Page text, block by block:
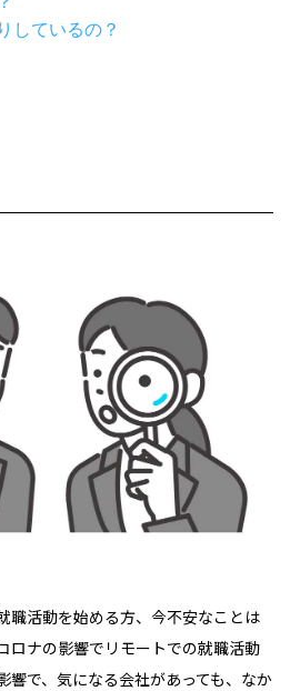
しているの？
職活動を始める方、今不安なことは
ロナの影響でリモートでの就職活動
響で、気になる会社があっても、なか